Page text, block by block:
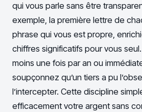
qui vous parle sans être
exemple, la première lettre de
phrase qui vous est propre,
chiffres significatifs pour vous
moins une fois par an ou
soupçonnez qu’un tiers a pu
l’intercepter. Cette discipline
efficacement votre argent sans